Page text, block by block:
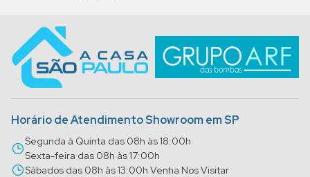
Horário de Atendimento Showroom em SP
Segunda à Quinta das 08h às 18:00h
Sexta-feira das 08h às 17:00h
Sábados das 08h às 13:00h Venha Nos Visitar